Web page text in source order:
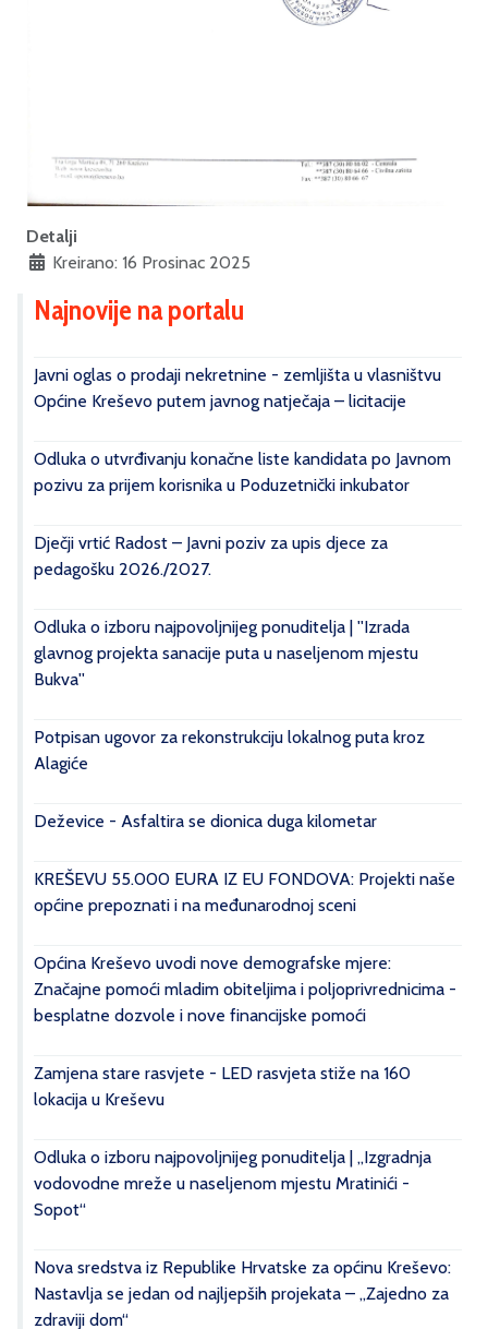
Detalji
Kreirano: 16 Prosinac 2025
Najnovije na portalu
Javni oglas o prodaji nekretnine - zemljišta u vlasništvu
Općine Kreševo putem javnog natječaja – licitacije
Odluka o utvrđivanju konačne liste kandidata po Javnom
pozivu za prijem korisnika u Poduzetnički inkubator
Dječji vrtić Radost – Javni poziv za upis djece za
pedagošku 2026./2027.
Odluka o izboru najpovoljnijeg ponuditelja | ''Izrada
glavnog projekta sanacije puta u naseljenom mjestu
Bukva''
Potpisan ugovor za rekonstrukciju lokalnog puta kroz
Alagiće
Deževice - Asfaltira se dionica duga kilometar
KREŠEVU 55.000 EURA IZ EU FONDOVA: Projekti naše
općine prepoznati i na međunarodnoj sceni
Općina Kreševo uvodi nove demografske mjere:
Značajne pomoći mladim obiteljima i poljoprivrednicima -
besplatne dozvole i nove financijske pomoći
Zamjena stare rasvjete - LED rasvjeta stiže na 160
lokacija u Kreševu
Odluka o izboru najpovoljnijeg ponuditelja | „Izgradnja
vodovodne mreže u naseljenom mjestu Mratinići -
Sopot“
Nova sredstva iz Republike Hrvatske za općinu Kreševo:
Nastavlja se jedan od najljepših projekata – „Zajedno za
zdraviji dom“